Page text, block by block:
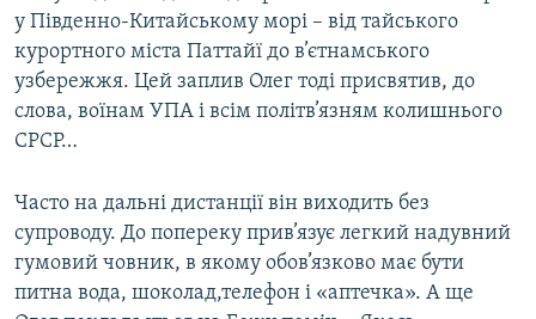
у Південно-Китайському морі – від тайського
курортного міста Паттайї до в’єтнамського
узбережжя. Цей заплив Олег тоді присвятив, до
слова, воїнам УПА і всім політв’язням колишнього
СРСР…
Часто на дальні дистанції він виходить без
супроводу. До попереку прив’язує легкий надувний
гумовий човник, в якому обов’язково має бути
питна вода, шоколад,телефон і «аптечка». А ще